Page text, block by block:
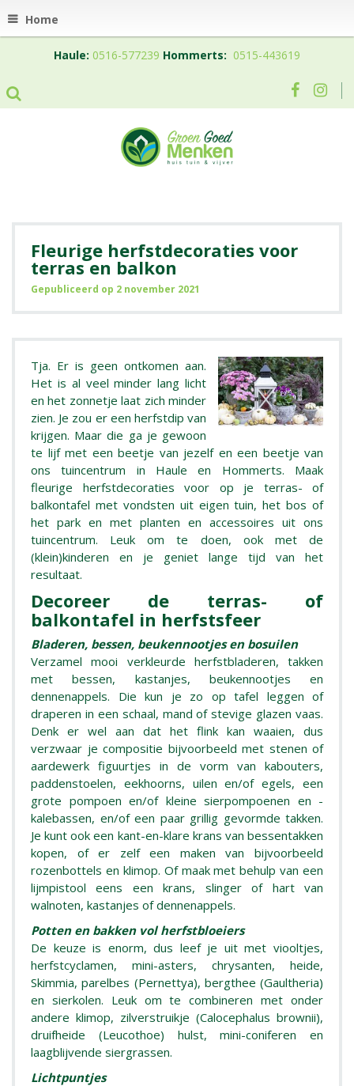
Home
Haule: 0516-577239 Hommerts: 0515-443619
Fleurige herfstdecoraties voor
terras en balkon
Gepubliceerd op 2 november 2021
Tja. Er is geen ontkomen aan.
Het is al veel minder lang licht
en het zonnetje laat zich minder
zien. Je zou er een herfstdip van
krijgen. Maar die ga je gewoon
te lijf met een beetje van jezelf en een beetje van
ons tuincentrum in Haule en Hommerts. Maak
fleurige herfstdecoraties voor op je terras- of
balkontafel met vondsten uit eigen tuin, het bos of
het park en met planten en accessoires uit ons
tuincentrum. Leuk om te doen, ook met de
(klein)kinderen en je geniet lange tijd van het
resultaat.
Decoreer de terras- of
balkontafel in herfstsfeer
Bladeren, bessen, beukennootjes en bosuilen
Verzamel mooi verkleurde herfstbladeren, takken
met bessen, kastanjes, beukennootjes en
dennenappels. Die kun je zo op tafel leggen of
draperen in een schaal, mand of stevige glazen vaas.
Denk er wel aan dat het flink kan waaien, dus
verzwaar je compositie bijvoorbeeld met stenen of
aardewerk figuurtjes in de vorm van kabouters,
paddenstoelen, eekhoorns, uilen en/of egels, een
grote pompoen en/of kleine sierpompoenen en -
kalebassen, en/of een paar grillig gevormde takken.
Je kunt ook een kant-en-klare krans van bessentakken
kopen, of er zelf een maken van bijvoorbeeld
rozenbottels en klimop. Of maak met behulp van een
lijmpistool eens een krans, slinger of hart van
walnoten, kastanjes of dennenappels.
Potten en bakken vol herfstbloeiers
De keuze is enorm, dus leef je uit met viooltjes,
herfstcyclamen, mini-asters, chrysanten, heide,
Skimmia, parelbes (Pernettya), bergthee (Gaultheria)
en sierkolen. Leuk om te combineren met onder
andere klimop, zilverstruikje (Calocephalus brownii),
druifheide (Leucothoe) hulst, mini-coniferen en
laagblijvende siergrassen.
Lichtpuntjes